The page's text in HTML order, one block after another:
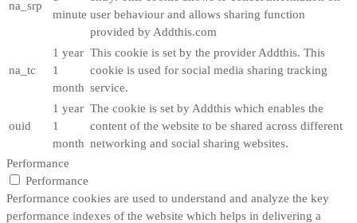
na_srp
minute user behaviour and allows sharing function
provided by Addthis.com
na_tc
1 year
1
month
This cookie is set by the provider Addthis. This
cookie is used for social media sharing tracking
service.
ouid
1 year
1
month
The cookie is set by Addthis which enables the
content of the website to be shared across different
networking and social sharing websites.
Performance
Performance
Performance cookies are used to understand and analyze the key
performance indexes of the website which helps in delivering a